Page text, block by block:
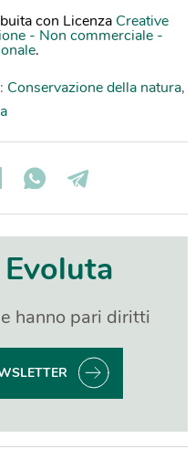
con Licenza Creative
- Non commerciale -
.
Conservazione della natura,
hanno pari diritti